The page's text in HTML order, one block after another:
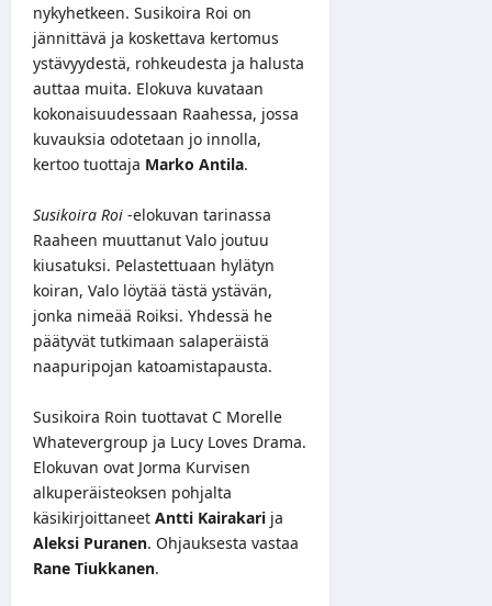
nykyhetkeen. Susikoira Roi on
jännittävä ja koskettava kertomus
ystävyydestä, rohkeudesta ja halusta
auttaa muita. Elokuva kuvataan
kokonaisuudessaan Raahessa, jossa
kuvauksia odotetaan jo innolla,
kertoo tuottaja Marko Antila.
Susikoira Roi -elokuvan tarinassa
Raaheen muuttanut Valo joutuu
kiusatuksi. Pelastettuaan hylätyn
koiran, Valo löytää tästä ystävän,
jonka nimeää Roiksi. Yhdessä he
päätyvät tutkimaan salaperäistä
naapuripojan katoamistapausta.
Susikoira Roin tuottavat C Morelle
Whatevergroup ja Lucy Loves Drama.
Elokuvan ovat Jorma Kurvisen
alkuperäisteoksen pohjalta
käsikirjoittaneet Antti Kairakari ja
Aleksi Puranen. Ohjauksesta vastaa
Rane Tiukkanen.